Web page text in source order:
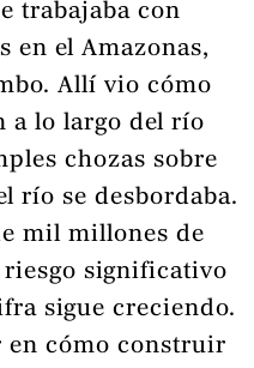
trabajaba con
en el Amazonas,
Allí vio cómo
a lo largo del río
chozas sobre
río se desbordaba.
mil millones de
significativo
sigue creciendo.
en cómo construir